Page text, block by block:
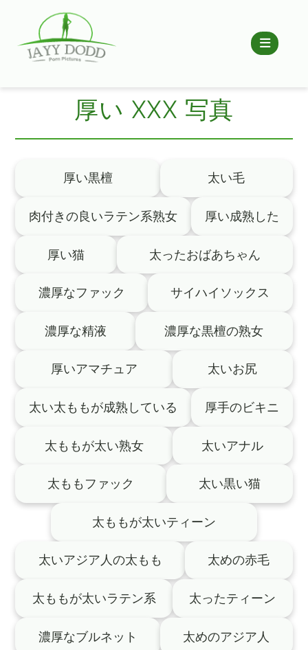
厚い XXX 写真
厚い黒檀 太い毛
肉付きの良いラテン系熟女 厚い成熟した
厚い猫 太ったおばあちゃん
濃厚なファック サイハイソックス
濃厚な精液 濃厚な黒檀の熟女
厚いアマチュア 太いお尻
太い太ももが成熟している 厚手のビキニ
太ももが太い熟女 太いアナル
太ももファック 太い黒い猫
太ももが太いティーン
太いアジア人の太もも 太めの赤毛
太ももが太いラテン系 太ったティーン
濃厚なブルネット 太めのアジア人